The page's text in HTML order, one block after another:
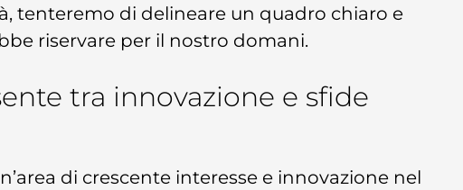
tenteremo di delineare un quadro chiaro e
riservare per il nostro domani.
tra innovazione e sfide
di crescente interesse e innovazione nel